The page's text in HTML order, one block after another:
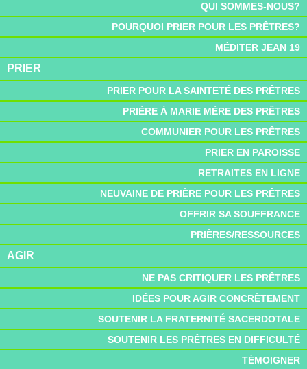
QUI SOMMES-NOUS?
POURQUOI PRIER POUR LES PRÊTRES?
MÉDITER JEAN 19
PRIER
PRIER POUR LA SAINTETÉ DES PRÊTRES
PRIÈRE À MARIE MÈRE DES PRÊTRES
COMMUNIER POUR LES PRÊTRES
PRIER EN PAROISSE
RETRAITES EN LIGNE
NEUVAINE DE PRIÈRE POUR LES PRÊTRES
OFFRIR SA SOUFFRANCE
PRIÈRES/RESSOURCES
AGIR
NE PAS CRITIQUER LES PRÊTRES
IDÉES POUR AGIR CONCRÈTEMENT
SOUTENIR LA FRATERNITÉ SACERDOTALE
SOUTENIR LES PRÊTRES EN DIFFICULTÉ
TÉMOIGNER